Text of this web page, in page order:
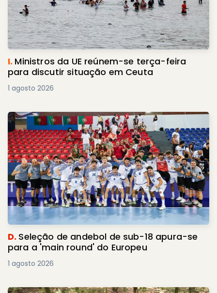
I. Ministros da UE reúnem-se terça-feira
para discutir situação em Ceuta
1 agosto 2026
D. Seleção de andebol de sub-18 apura-se
para a 'main round' do Europeu
1 agosto 2026